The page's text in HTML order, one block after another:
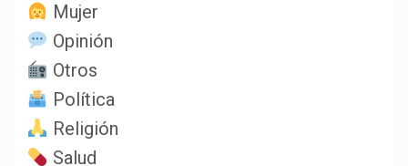
Mujer
Opinión
Otros
Política
Religión
Salud